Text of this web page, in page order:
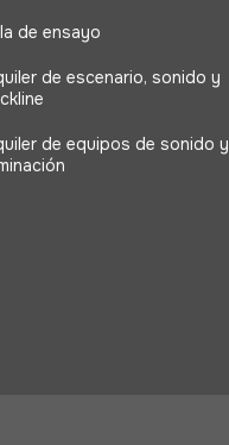
de ensayo
de escenario, sonido y
de equipos de sonido y